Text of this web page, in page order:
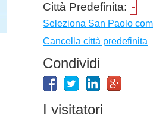
Città Predefinita: -
Seleziona San Paolo
Cancella città predefinita
Condividi
I visitatori